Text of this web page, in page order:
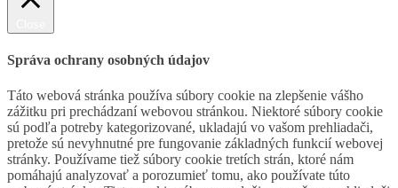
Správa ochrany osobných údajov
Táto webová stránka používa súbory cookie na zlepšenie vášho
zážitku pri prechádzaní webovou stránkou. Niektoré súbory cookie
sú podľa potreby kategorizované, ukladajú vo vašom prehliadači,
pretože sú nevyhnutné pre fungovanie základných funkcií webovej
stránky. Používame tiež súbory cookie tretích strán, ktoré nám
pomáhajú analyzovať a porozumieť tomu, ako používate túto